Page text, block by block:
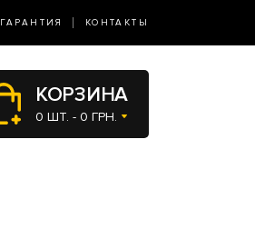
ГАРАНТИЯ КОНТАКТЫ
КОРЗИНА
0 ШТ. - 0 ГРН.